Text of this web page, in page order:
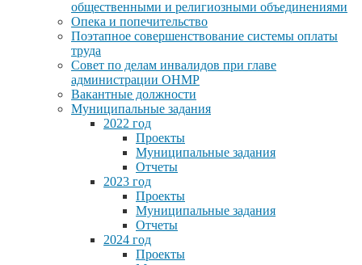
общественными и религиозными объединениями
Опека и попечительство
Поэтапное совершенствование системы оплаты
труда
Совет по делам инвалидов при главе
администрации ОНМР
Вакантные должности
Муниципальные задания
2022 год
Проекты
Муниципальные задания
Отчеты
2023 год
Проекты
Муниципальные задания
Отчеты
2024 год
Проекты